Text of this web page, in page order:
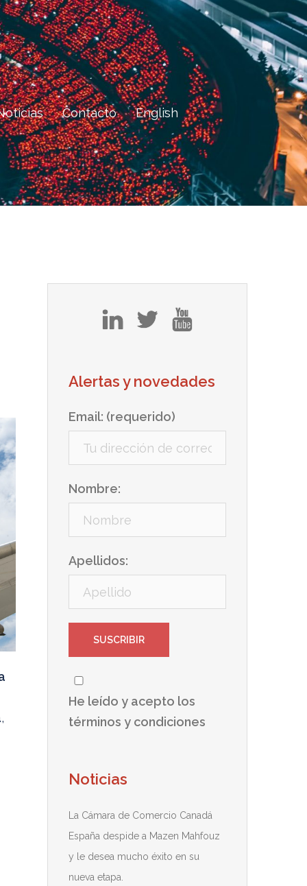
Contacto English
,
tw
Alertas y novedades
Email: (requerido)
Nombre:
Apellidos:
He leído y acepto los
términos y condiciones
Noticias
La Cámara de Comercio Canadá
España despide a Mazen Mahfouz
y le desea mucho éxito en su
nueva etapa.